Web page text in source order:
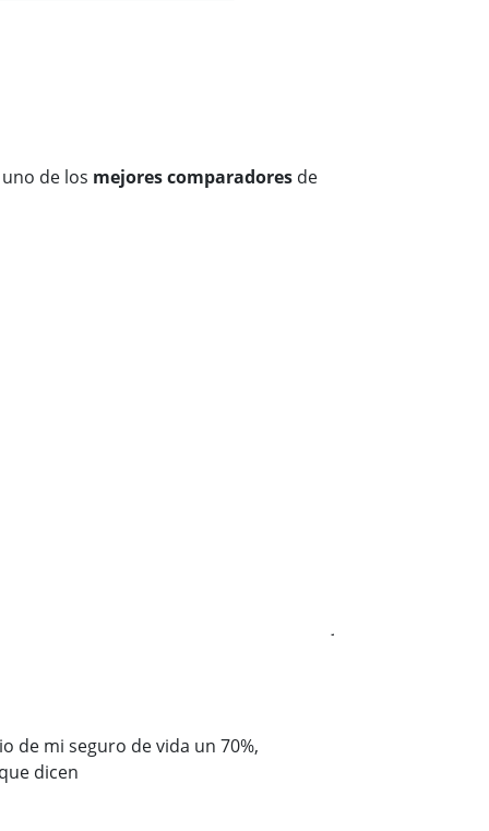
de los mejores comparadores de
de mi seguro de vida un 70%,
dicen